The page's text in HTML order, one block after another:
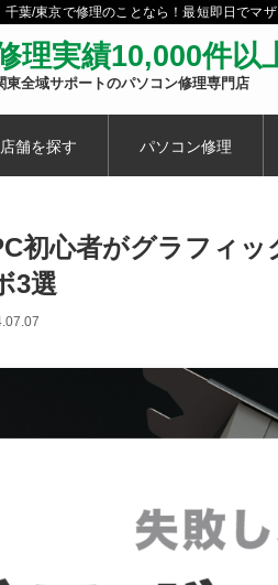
千葉/東京で修理のことなら！最短即日でマ
理実績10,000件以
東全域サポートのパソコン修理専門店
店舗を探す パソコン修理
初心者がグラフィ
3選